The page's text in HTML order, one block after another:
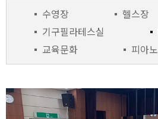
수영장
헬스장
기구필라테스실
교육문화
피아노